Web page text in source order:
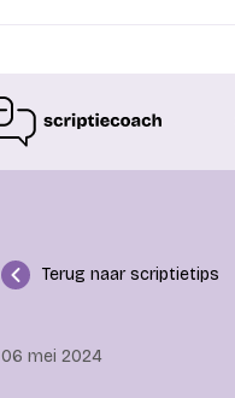
Terug naar scriptietips
06 mei 2024